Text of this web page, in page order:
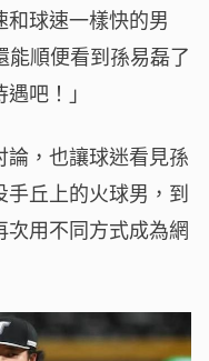
球速一樣快的男
能順便看到孫易磊了
吧！」
，也讓球迷看見孫
丘上的火球男，到
用不同方式成為網